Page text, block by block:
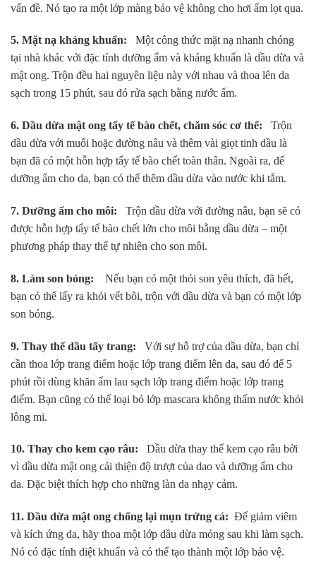
vấn đề. Nó tạo ra một lớp màng bảo vệ không cho hơi ẩm lọt qua.
5. Mặt nạ kháng khuẩn: Một công thức mặt nạ nhanh chóng
tại nhà khác với đặc tính dưỡng ẩm và kháng khuẩn là dầu dừa và
mật ong. Trộn đều hai nguyên liệu này với nhau và thoa lên da
sạch trong 15 phút, sau đó rửa sạch bằng nước ấm.
6. Dầu dừa mật ong tẩy tế bào chết, chăm sóc cơ thể: Trộn
dầu dừa với muối hoặc đường nâu và thêm vài giọt tinh dầu là
bạn đã có một hỗn hợp tẩy tế bào chết toàn thân. Ngoài ra, để
dưỡng ẩm cho da, bạn có thể thêm dầu dừa vào nước khi tắm.
7. Dưỡng ẩm cho môi: Trộn dầu dừa với đường nâu, bạn sẽ có
được hỗn hợp tẩy tế bào chết lớn cho môi bằng dầu dừa – một
phương pháp thay thế tự nhiên cho son môi.
8. Làm son bóng: Nếu bạn có một thỏi son yêu thích, đã hết,
bạn có thể lấy ra khỏi vết bôi, trộn với dầu dừa và bạn có một lớp
son bóng.
9. Thay thế dầu tẩy trang:
Với sự hỗ trợ của dầu dừa, bạn chỉ
cần thoa lớp trang điểm hoặc lớp trang điểm lên da, sau đó để 5
phút rồi dùng khăn ẩm lau sạch lớp trang điểm hoặc lớp trang
điểm. Bạn cũng có thể loại bỏ lớp mascara không thấm nước khỏi
lông mi.
10. Thay cho kem cạo râu:
Dầu dừa thay thế kem cạo râu bởi
vì dầu dừa mật ong cải thiện độ trượt của dao và dưỡng ẩm cho
da. Đặc biệt thích hợp cho những làn da nhạy cảm.
11. Dầu dừa mật ong chống lại mụn trứng cá: Để giảm viêm
và kích ứng da, hãy thoa một lớp dầu dừa mỏng sau khi làm sạch.
Nó có đặc tính diệt khuẩn và có thể tạo thành một lớp bảo vệ.